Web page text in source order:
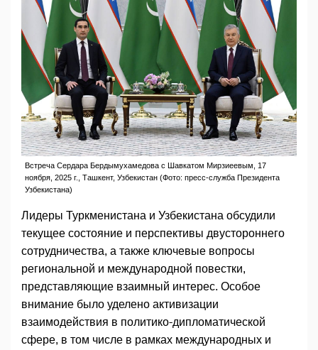
Встреча Сердара Бердымухамедова с Шавкатом Мирзиеевым, 17
ноября, 2025 г., Ташкент, Узбекистан (Фото: пресс-служба Президента
Узбекистана)
Лидеры Туркменистана и Узбекистана обсудили
текущее состояние и перспективы двустороннего
сотрудничества, а также ключевые вопросы
региональной и международной повестки,
представляющие взаимный интерес. Особое
внимание было уделено активизации
взаимодействия в политико-дипломатической
сфере, в том числе в рамках международных и